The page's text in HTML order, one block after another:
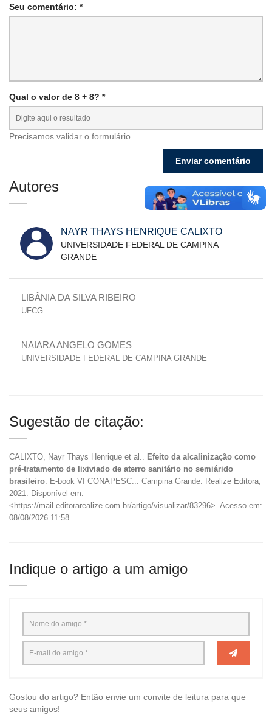
Seu comentário: *
Qual o valor de 8 + 8? *
Precisamos validar o formulário.
Autores
NAYR THAYS HENRIQUE CALIXTO
UNIVERSIDADE FEDERAL DE CAMPINA
GRANDE
LIBÂNIA DA SILVA RIBEIRO
UFCG
NAIARA ANGELO GOMES
UNIVERSIDADE FEDERAL DE CAMPINA GRANDE
Sugestão de citação:
CALIXTO, Nayr Thays Henrique et al.. Efeito da alcalinização como
pré-tratamento de lixiviado de aterro sanitário no semiárido
brasileiro . E-book VI CONAPESC... Campina Grande: Realize Editora,
2021. Disponível em:
<https://mail.editorarealize.com.br/artigo/visualizar/83296>. Acesso em:
08/08/2026 11:58
Indique o artigo a um amigo
Gostou do artigo? Então envie um convite de leitura para que
seus amigos!